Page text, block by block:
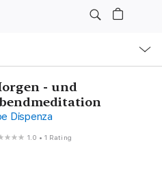
- und
Dispenza
1.0 •1 Rating